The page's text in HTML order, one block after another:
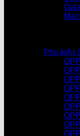
Phụ kiện